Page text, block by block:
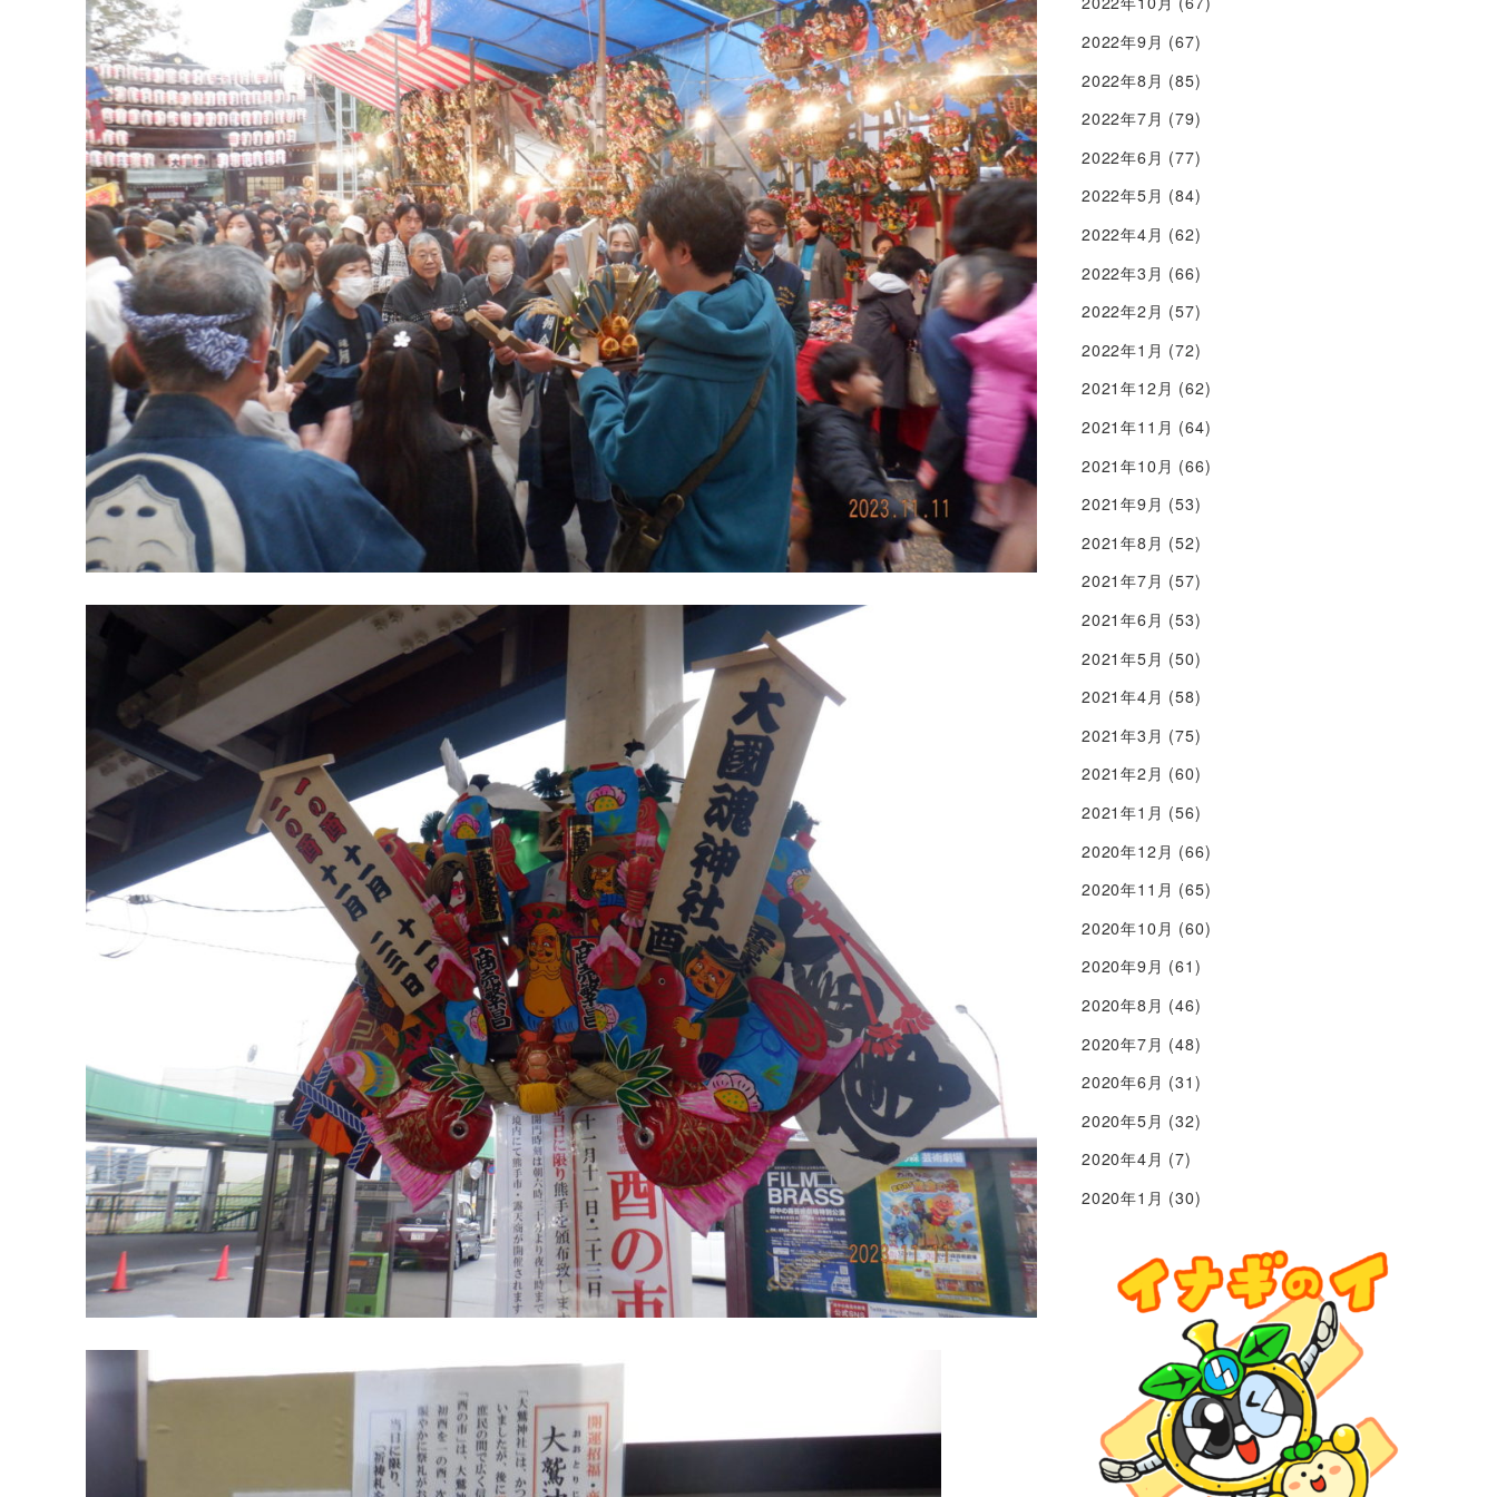
2022年9月 (67)
2022年8月 (85)
2022年7月 (79)
2022年6月 (77)
2022年5月 (84)
2022年4月 (62)
2022年3月 (66)
2022年2月 (57)
2022年1月 (72)
2021年12月 (62)
2021年11月 (64)
2021年10月 (66)
2021年9月 (53)
2021年8月 (52)
2021年7月 (57)
2021年6月 (53)
2021年5月 (50)
2021年4月 (58)
2021年3月 (75)
2021年2月 (60)
2021年1月 (56)
2020年12月 (66)
2020年11月 (65)
2020年10月 (60)
2020年9月 (61)
2020年8月 (46)
2020年7月 (48)
2020年6月 (31)
2020年5月 (32)
2020年4月 (7)
2020年1月 (30)